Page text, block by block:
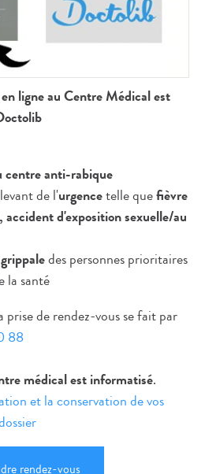
ligne au Centre Médical est
centre anti-rabique
de l'urgencetelle quefièvre
accident d'exposition sexuelle/au
des personnes prioritaires
la santé
prise de rendez-vous se fait par
88
médical est informatisé.
et la conservation de vos
rendez-vous